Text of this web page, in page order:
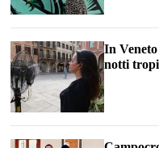
In
notti